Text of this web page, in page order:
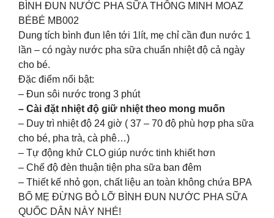
BÌNH ĐUN NƯỚC PHA SỮA THÔNG MINH MOAZ
BÉBÉ MB002
Dung tích bình đun lên tới 1lít, mẹ chỉ cần đun nước 1
lần – có ngày nước pha sữa chuẩn nhiệt độ cả ngày
cho bé.
Đặc điểm nổi bật:
– Đun sôi nước trong 3 phút
– Cài đặt nhiệt độ giữ nhiệt theo mong muốn
– Duy trì nhiệt độ 24 giờ ( 37 – 70 độ phù hợp pha sữa
cho bé, pha trà, cà phê…)
– Tự động khử CLO giúp nước tinh khiết hơn
– Chế độ đèn thuận tiện pha sữa ban đêm
– Thiết kế nhỏ gọn, chất liệu an toàn không chứa BPA
BỐ MẸ ĐỪNG BỎ LỠ BÌNH ĐUN NƯỚC PHA SỮA
QUỐC DÂN NÀY NHÉ!